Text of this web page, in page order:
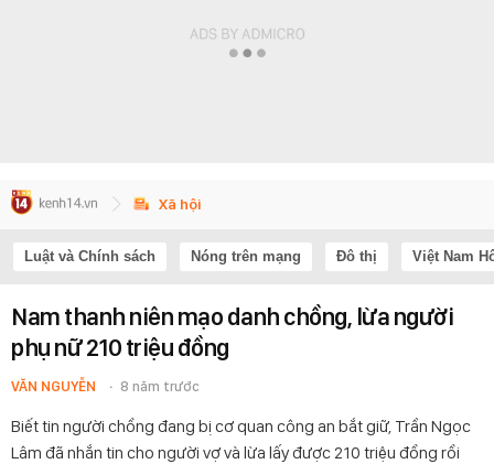
Xã hội
Luật và Chính sách Nóng trên mạng Đô thị Việt Nam
Nam thanh niên mạo danh chồng, lừa người
phụ nữ 210 triệu đồng
VĂN NGUYỄN 8 năm trước
Biết tin người chồng đang bị cơ quan công an bắt giữ, Trần Ngọc
Lâm đã nhắn tin cho người vợ và lừa lấy được 210 triệu đồng rồi